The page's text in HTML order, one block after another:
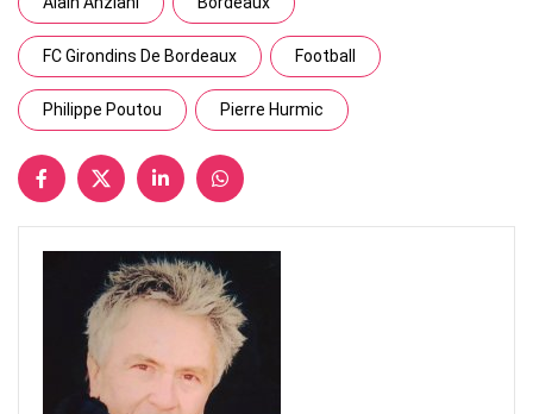
FC Girondins De Bordeaux Football
Philippe Poutou Pierre Hurmic